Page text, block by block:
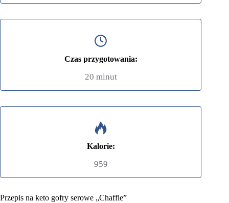
Czas przygotowania:
20 minut
Kalorie:
959
Przepis na keto gofry serowe „Chaffle”